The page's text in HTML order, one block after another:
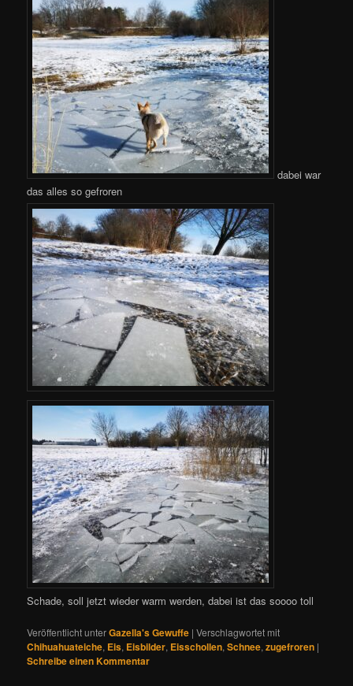
dabei war
das alles so gefroren
Schade, soll jetzt wieder warm werden, dabei ist das soooo toll
Veröffentlicht unterGazella's Gewuffe |Verschlagwortet mit
Chihuahuateiche, Eis, Eisbilder, Eisschollen,Schnee,zugefroren |
Schreibe einen Kommentar